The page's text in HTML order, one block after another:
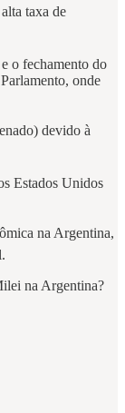
taxa de
o fechamento do
onde
devido à
Estados Unidos
na Argentina,
na Argentina?